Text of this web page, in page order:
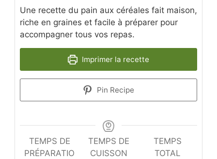
Une recette du pain aux céréales fait maison,
riche en graines et facile à préparer pour
accompagner tous vos repas.
Imprimer la recette
Pin Recipe
TEMPS DE
PRÉPARATIO
TEMPS DE
CUISSON
TEMPS
TOTAL